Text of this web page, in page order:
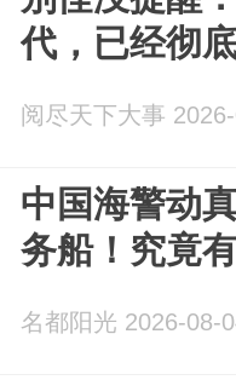
代，已经彻
阅尽天下大事
中国海警动
务船！究竟
名都阳光 2026-08-